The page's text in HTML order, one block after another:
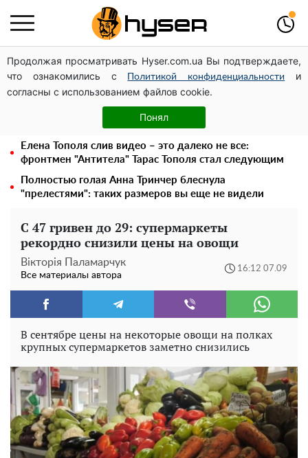
Продолжая просматривать Hyser.com.ua Вы подтверждаете,
что ознакомились с
Политикой конфиденциальности
и
согласны с использованием файлов cookie.
Понял
Дроны с наценкой: Александр Конотопский вывел
миллионы оборонного бюджета через фиктивную
фирму в Эстонии
Голая Елена Тополя в интересных позах заставила
отвисать челюсти: слив видео – было только началом
Елена Тополя слив видео – это далеко не все:
фронтмен "Антитела" Тарас Тополя стал следующим
Полностью голая Анна Тринчер блеснула
"прелестями": таких размеров вы еще не видели
С 47 гривен до 29: супермаркеты
рекордно снизили цены на овощи
Вікторія Паламарчук
Все материалы автора
16:12 07.09
В сентябре цены на некоторые овощи на полках
крупных супермаркетов заметно снизились